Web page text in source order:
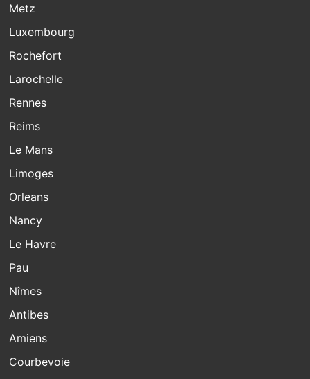
Metz
Luxembourg
Rochefort
Larochelle
Rennes
Reims
Le Mans
Limoges
Orleans
Nancy
Le Havre
Pau
Nîmes
Antibes
Amiens
Courbevoie